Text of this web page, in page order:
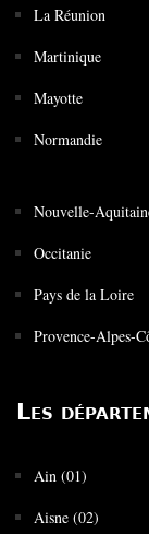
La Réunion
Martinique
Mayotte
Normandie
Nouvelle-
Occitanie
Pays de la Loire
Provence-Alpes-
Les
Ain (01)
Aisne (02)